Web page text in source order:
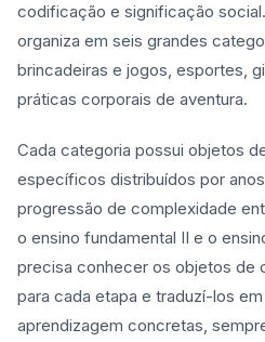
codificação e significação
organiza em seis grandes
brincadeiras e jogos, esportes,
práticas corporais de aventura.
Cada categoria possui objetos
específicos distribuídos por
progressão de complexidade
o ensino fundamental II e o
precisa conhecer os objetos de
para cada etapa e traduzí-los
aprendizagem concretas,